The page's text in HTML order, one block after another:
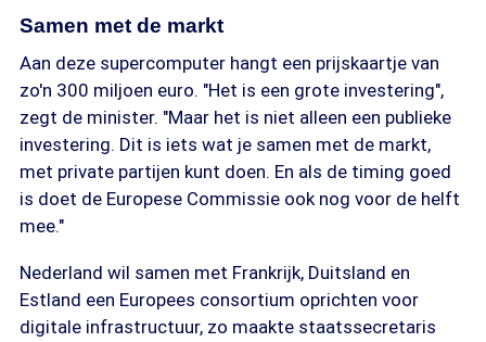
Samen met de markt
Aan deze supercomputer hangt een prijskaartje van
zo'n 300 miljoen euro. "Het is een grote investering",
zegt de minister. "Maar het is niet alleen een publieke
investering. Dit is iets wat je samen met de markt,
met private partijen kunt doen. En als de timing goed
is doet de Europese Commissie ook nog voor de helft
mee."
Nederland wil samen met Frankrijk, Duitsland en
Estland een Europees consortium oprichten voor
digitale infrastructuur, zo maakte staatssecretaris